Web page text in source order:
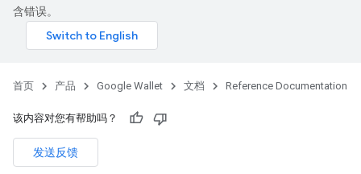
含错误。
首页 产品 Google Wallet 文档 Reference Documentation
该内容对您有帮助吗？
发送反馈